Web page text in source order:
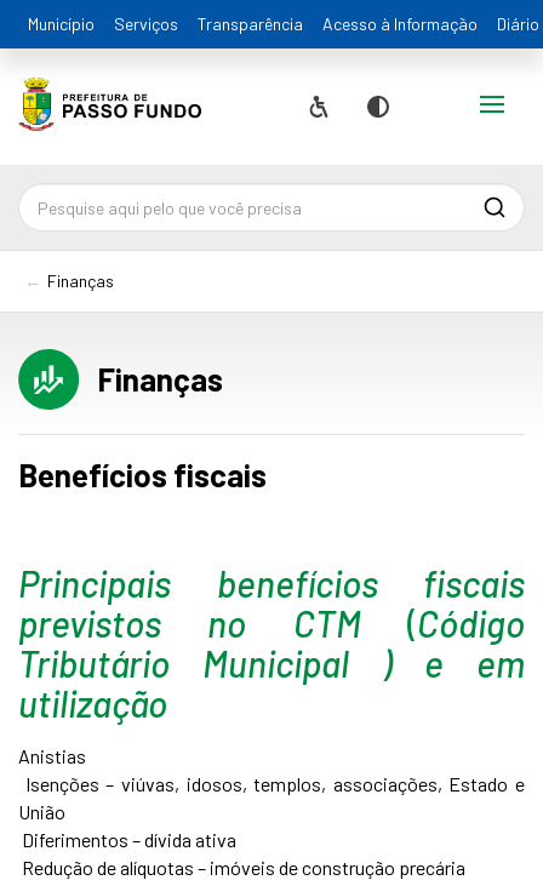
Município Serviços Transparência Acesso à Informação
Acessibilidade
Contraste
Alternar
Finanças
Finanças
Benefícios fiscais
Principais benefícios fiscais
previstos no CTM(Código
Tributário Municipal ) e em
utilização
Anistias
Isenções – viúvas, idosos, templos, associações, Estado e
União
Diferimentos – dívida ativa
Redução de alíquotas – imóveis de construção precária